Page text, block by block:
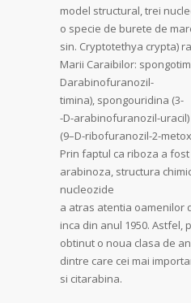
model structural, trei
o specie de burete de
sin. Cryptotethya crypta)
Marii Caraibilor:
Darabinofuranozil-
timina), spongouridina (3-
-D-arabinofuranozil-
(9–D-ribofuranozil-2-
Prin faptul ca riboza a
arabinoza, structura
nucleozide
a atras atentia oamenilor
inca din anul 1950. Astfel,
obtinut o noua clasa de
dintre care cei mai
si citarabina.